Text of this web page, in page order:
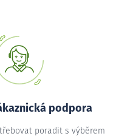
podpora
poradit s výběrem